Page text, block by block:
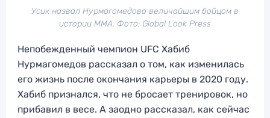
Усик назвал Нурмагомедова величайшим бойцом в
истории ММА. Фото: Global Look Press
Непобежденный чемпион UFC Хабиб
Нурмагомедов рассказал о том, как изменилась
его жизнь после окончания карьеры в 2020 году.
Хабиб признался, что не бросает тренировок, но
прибавил в весе. А заодно рассказал, как сейчас